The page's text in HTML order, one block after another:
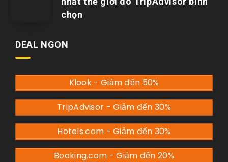
chọn
DEAL NGON
Klook - Giảm đến 50%
TripAdvisor - Giảm đến 30%
Hotels.com - Giảm đến 30%
Booking.com - Giảm đến 20%